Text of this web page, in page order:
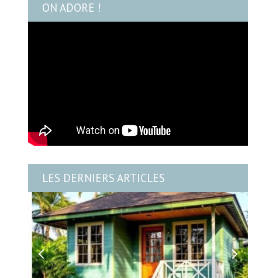
ON ADORE !
LES DERNIERS ARTICLES